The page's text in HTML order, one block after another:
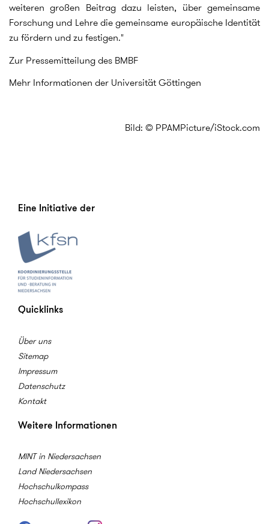
weiteren großen Beitrag dazu leisten, über gemeinsame
Forschung und Lehre die gemeinsame europäische Identität
zu fördern und zu festigen."
Zur Pressemitteilung des BMBF
Mehr Informationen der Universität Göttingen
Bild: © PPAMPicture/iStock.com
Eine Initiative der
Quicklinks
Über uns
Sitemap
Impressum
Datenschutz
Kontakt
Weitere Informationen
MINT in Niedersachsen
Land Niedersachsen
Hochschulkompass
Hochschullexikon